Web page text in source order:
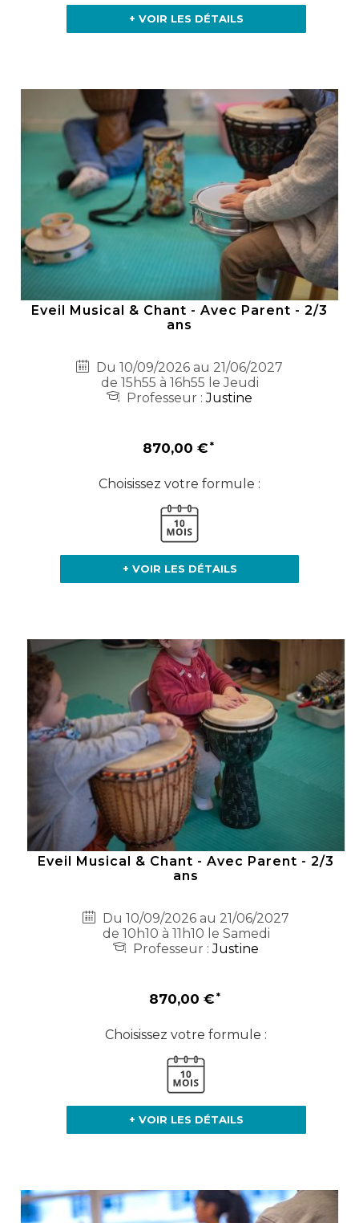
+ VOIR LES DÉTAILS
Eveil Musical & Chant - Avec Parent - 2/3
ans
Du 10/09/2026 au 21/06/2027
de 15h55 à 16h55 le Jeudi
Professeur :Justine
870,00 €
Choisissez votre formule :
+ VOIR LES DÉTAILS
Eveil Musical & Chant - Avec Parent - 2/3
ans
Du 10/09/2026 au 21/06/2027
de 10h10 à 11h10 le Samedi
Professeur :Justine
870,00 €
Choisissez votre formule :
+ VOIR LES DÉTAILS